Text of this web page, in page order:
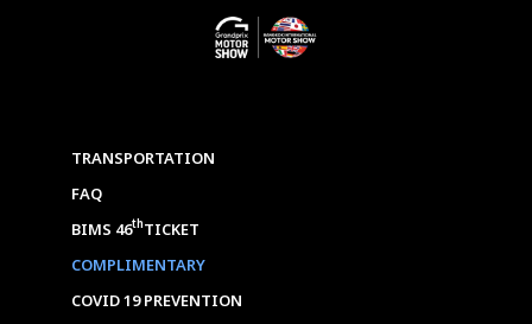
TRANSPORTATION
FAQ
BIMS 46thTICKET
COMPLIMENTARY
COVID 19 PREVENTION